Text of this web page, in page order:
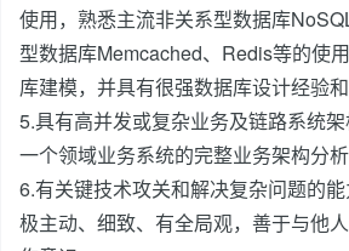
使用，熟悉主流非关系型数据库
型数据库Memcached、Redis等的使
库建模，并具有很强数据库设计经验
5.具有高并发或复杂业务及链路系统
一个领域业务系统的完整业务架构分
6.有关键技术攻关和解决复杂问题的
极主动、细致、有全局观，善于与他